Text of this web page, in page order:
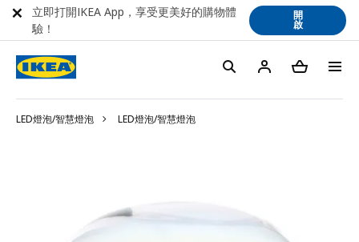
LED燈泡/智慧燈泡 LED燈泡/智慧燈泡
立即打開IKEA App，享受更美好的購物體
驗！
開
啟